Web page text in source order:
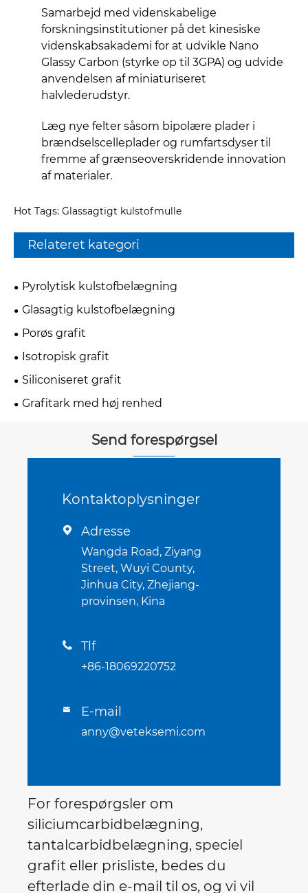
Samarbejd med videnskabelige
forskningsinstitutioner på det kinesiske
videnskabsakademi for at udvikle Nano
Glassy Carbon (styrke op til 3GPA) og udvide
anvendelsen af ​​miniaturiseret
halvlederudstyr.
Læg nye felter såsom bipolære plader i
brændselscelleplader og rumfartsdyser til
fremme af grænseoverskridende innovation
af materialer.
Hot Tags: Glassagtigt kulstofmulle
Relateret kategori
Pyrolytisk kulstofbelægning
Glasagtig kulstofbelægning
Porøs grafit
Isotropisk grafit
Siliconiseret grafit
Grafitark med høj renhed
Send forespørgsel
Kontaktoplysninger
 Adresse
Wangda Road, Ziyang
Street, Wuyi County,
Jinhua City, Zhejiang-
provinsen, Kina
 Tlf
+86-18069220752
 E-mail
anny@veteksemi.com
For forespørgsler om
siliciumcarbidbelægning,
tantalcarbidbelægning, speciel
grafit eller prisliste, bedes du
efterlade din e-mail til os, og vi vil